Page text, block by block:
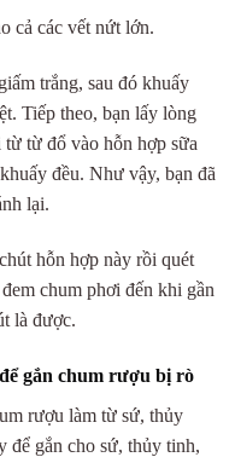
cả các vết nứt lớn.
trắng, sau đó khuấy
Tiếp theo, bạn lấy lòng
từ đổ vào hỗn hợp sữa
đều. Như vậy, bạn đã
lại.
hỗn hợp này rồi quét
chum phơi đến khi gần
là được.
gắn chum rượu bị rò
rượu làm từ sứ, thủy
để gắn cho sứ, thủy tinh,